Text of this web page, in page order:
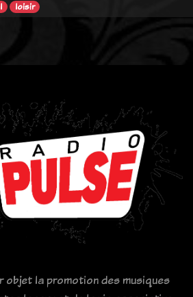
loisir
objet la promotion des musiques